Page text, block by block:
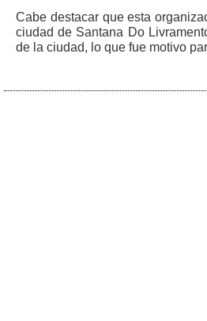
Cabe destacar que esta
ciudad de Santana Do
de la ciudad, lo que fue motivo